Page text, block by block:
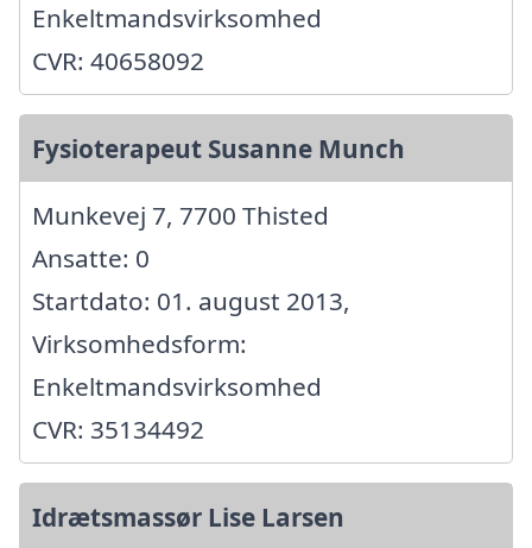
Enkeltmandsvirksomhed
CVR: 40658092
Fysioterapeut Susanne Munch
Munkevej 7, 7700 Thisted
Ansatte: 0
Startdato: 01. august 2013,
Virksomhedsform:
Enkeltmandsvirksomhed
CVR: 35134492
Idrætsmassør Lise Larsen